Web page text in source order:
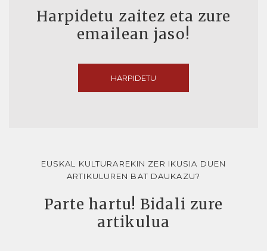
Harpidetu zaitez eta zure
emailean jaso!
HARPIDETU
EUSKAL KULTURAREKIN ZER IKUSIA DUEN
ARTIKULUREN BAT DAUKAZU?
Parte hartu! Bidali zure
artikulua